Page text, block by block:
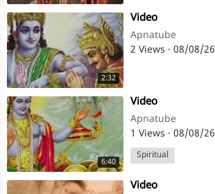
2:32
⁣Video
Apnatube
2 Views · 08/08/26
6:40
⁣Video
Apnatube
1 Views · 08/08/26
Spiritual
⁣Video